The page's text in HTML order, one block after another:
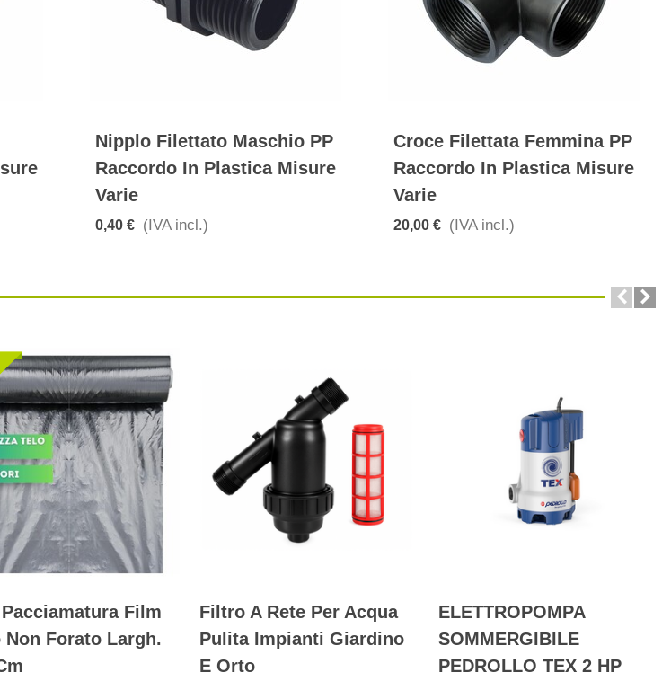
Nipplo Filettato Maschio PP
Raccordo In Plastica Misure
Varie
0,40 € (IVA incl.)
Croce Filettata Femmina PP
Raccordo In Plastica Misure
Varie
20,00 € (IVA incl.)
Film
Non Forato Largh.
Filtro A Rete Per Acqua
Pulita Impianti Giardino
E Orto
ELETTROPOMPA
SOMMERGIBILE
PEDROLLO TEX 2 HP